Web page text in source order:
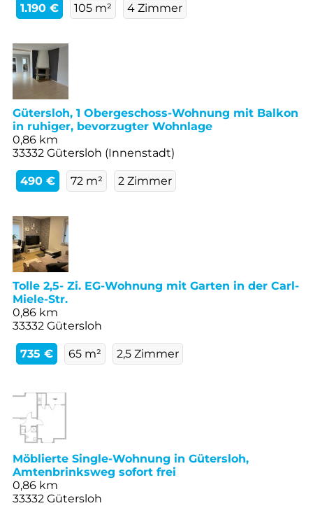
1.190 € 105 m² 4 Zimmer
Gütersloh, 1 Obergeschoss-Wohnung mit Balkon
in ruhiger, bevorzugter Wohnlage
0,86 km
33332 Gütersloh (Innenstadt)
490 € 72 m² 2 Zimmer
Tolle 2,5- Zi. EG-Wohnung mit Garten in der Carl-
Miele-Str.
0,86 km
33332 Gütersloh
735 € 65 m² 2,5 Zimmer
Möblierte Single-Wohnung in Gütersloh,
Amtenbrinksweg sofort frei
0,86 km
33332 Gütersloh